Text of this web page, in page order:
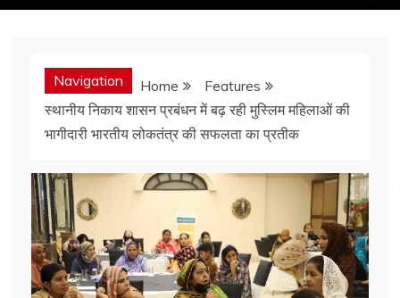
Navigation Home
Features
स्थानीय निकाय शासन प्रबंधन में बढ़ रही मुस्लिम महिलाओं की
भागीदारी भारतीय लोकतंत्र की सफलता का प्रतीक